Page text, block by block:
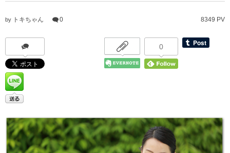
by トキちゃん 0 8349 PV
0